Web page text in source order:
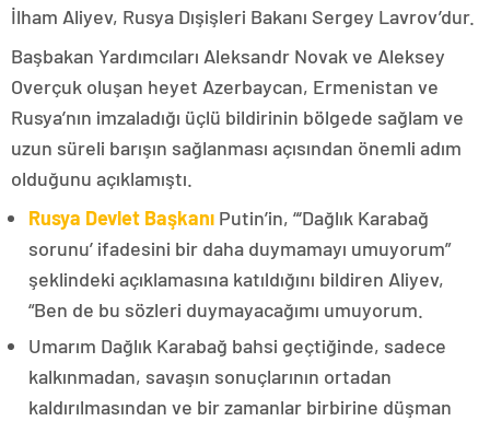
İlham Aliyev, Rusya Dışişleri Bakanı Sergey Lavrov’dur.
Başbakan Yardımcıları Aleksandr Novak ve Aleksey
Overçuk oluşan heyet Azerbaycan, Ermenistan ve
Rusya’nın imzaladığı üçlü bildirinin bölgede sağlam ve
uzun süreli barışın sağlanması açısından önemli adım
olduğunu açıklamıştı.
Rusya Devlet Başkanı Putin’in, “‘Dağlık Karabağ
sorunu’ ifadesini bir daha duymamayı umuyorum”
şeklindeki açıklamasına katıldığını bildiren Aliyev,
“Ben de bu sözleri duymayacağımı umuyorum.
Umarım Dağlık Karabağ bahsi geçtiğinde, sadece
kalkınmadan, savaşın sonuçlarının ortadan
kaldırılmasından ve bir zamanlar birbirine düşman